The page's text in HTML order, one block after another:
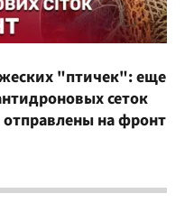
"птичек": еще
сеток
на фронт